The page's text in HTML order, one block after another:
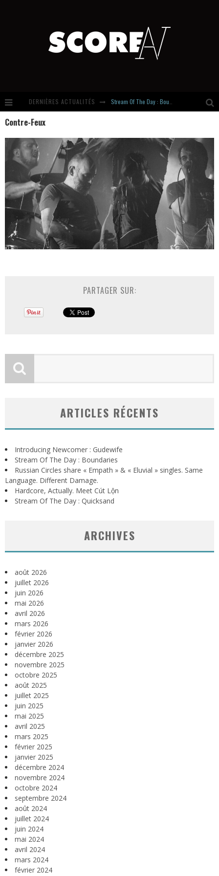
DERNIÈRES ACTUALITÉS
Hardcore, Actually. Meet Cút Lộn
Introducing Newcomer : Gudewife
Contre-Feux
PARTAGER SUR:
ARTICLES RÉCENTS
Introducing Newcomer : Gudewife
Stream Of The Day : Boundaries
Russian Circles share « Empath » & « Eluvial » singles. Same
Language. Different Damage.
Hardcore, Actually. Meet Cút Lộn
Stream Of The Day : Quicksand
ARCHIVES
août 2026
juillet 2026
juin 2026
mai 2026
avril 2026
mars 2026
février 2026
janvier 2026
décembre 2025
novembre 2025
octobre 2025
août 2025
juillet 2025
juin 2025
mai 2025
avril 2025
mars 2025
février 2025
janvier 2025
décembre 2024
novembre 2024
octobre 2024
septembre 2024
août 2024
juillet 2024
juin 2024
mai 2024
avril 2024
mars 2024
février 2024